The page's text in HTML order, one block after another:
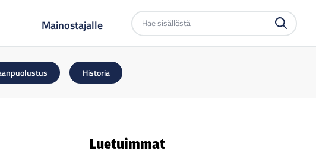
Mainostajalle
Etsi
sivustolta
Historia
Luetuimmat